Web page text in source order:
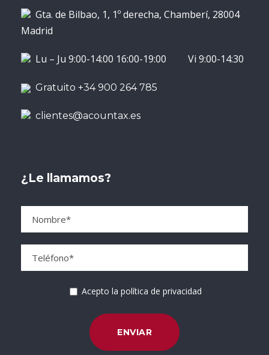
Gta. de Bilbao, 1, 1º derecha, Chamberí, 28004
Madrid
Lu – Ju 9:00-14:00 16:00-19:00 Vi 9:00-14:30
Gratuito +34 900 264 785
clientes@acountax.es
¿Le llamamos?
Acepto la política de privacidad